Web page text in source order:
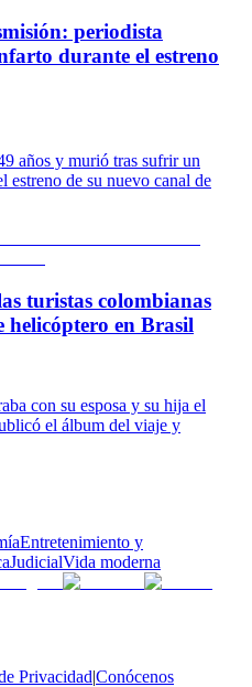
periodista
durante el estreno
años y murió tras sufrir un
estreno de su nuevo canal de
turistas colombianas
helicóptero en Brasil
con su esposa y su hija el
el álbum del viaje y
Entretenimiento y
JudicialVida moderna
Privacidad|Conócenos